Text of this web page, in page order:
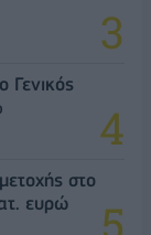
Γενικός
στο
ευρώ